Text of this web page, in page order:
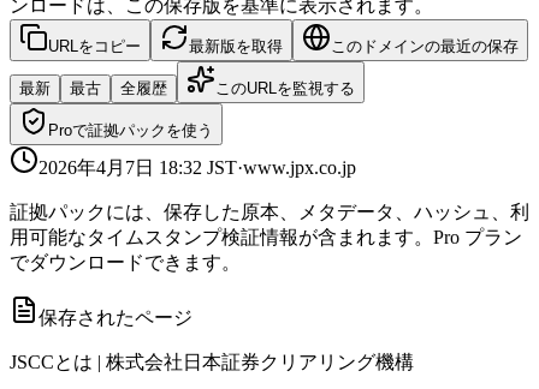
ンロードは、この保存版を基準に表示されます。
URLをコピー 最新版を取得 このドメインの最近の保存
最新 最古 全履歴 このURLを監視する
Proで証拠パックを使う
2026年4月7日 18:32 JST·www.jpx.co.jp
証拠パックには、保存した原本、メタデータ、ハッシュ、利
用可能なタイムスタンプ検証情報が含まれます。Pro プラン
でダウンロードできます。
保存されたページ
JSCCとは | 株式会社日本証券クリアリング機構